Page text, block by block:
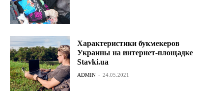
Характеристики букмекеров
Украины на интернет-площадке
Stavki.ua
ADMIN - 24.05.2021